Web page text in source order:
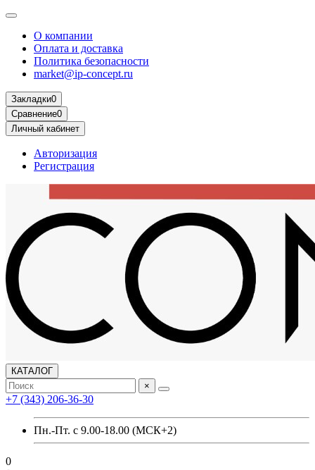
О компании
Оплата и доставка
Политика безопасности
market@ip-concept.ru
Закладки0
Сравнение0
Личный кабинет
Авторизация
Регистрация
КАТАЛОГ
×
+7 (343) 206-36-30
Пн.-Пт. с 9.00-18.00 (МСК+2)
0